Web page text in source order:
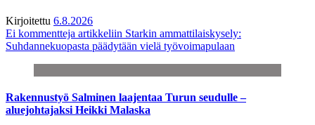
Kirjoitettu 6.8.2026
Ei kommentteja artikkeliin Starkin ammattilaiskysely:
Suhdannekuopasta päädytään vielä työvoimapulaan
Rakennustyö Salminen laajentaa Turun seudulle –
aluejohtajaksi Heikki Malaska